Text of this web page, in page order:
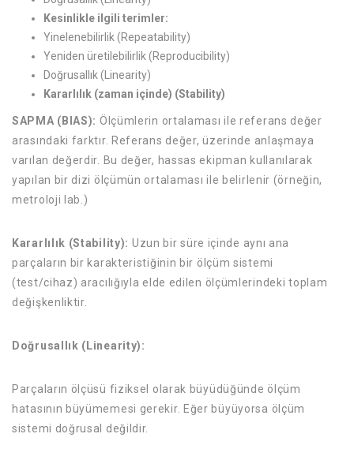
Kesinlikle ilgili terimler:
Yinelenebilirlik (Repeatability)
Yeniden üretilebilirlik (Reproducibility)
Doğrusallık (Linearity)
Kararlılık (zaman içinde) (Stability)
SAPMA (BIAS): Ölçümlerin ortalaması ile referans değer
arasındaki farktır. Referans değer, üzerinde anlaşmaya
varılan değerdir. Bu değer, hassas ekipman kullanılarak
yapılan bir dizi ölçümün ortalaması ile belirlenir (örneğin,
metroloji lab.)
Kararlılık (Stability): Uzun bir süre içinde aynı ana
parçaların bir karakteristiğinin bir ölçüm sistemi
(test/cihaz) aracılığıyla elde edilen ölçümlerindeki toplam
değişkenliktir.
Doğrusallık (Linearity):
Parçaların ölçüsü fiziksel olarak büyüdüğünde ölçüm
hatasının büyümemesi gerekir. Eğer büyüyorsa ölçüm
sistemi doğrusal değildir.